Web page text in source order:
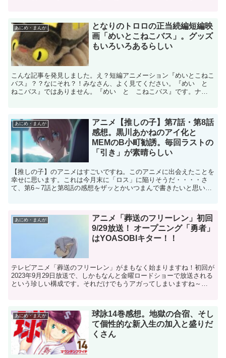
あにめ・まんが
となりのトロロの正当続編短編映
画「めいとこねこバス」。グッズ
もいろいろあるらしい
こんな記事を発見しました。え？短編アニメーション『めいとこねこ
バス』？？なにそれ？！みなさん、よく見てください。『めい と
ねこバス』ではありません。『めい と こねこバス』です。ナ
あにめ・まんが
アニメ【推しの子】第7話・第8話
感想。黒川あかねのアイ化と
MEMのB小町勧誘。毎回ラストの
「引き」が素晴らしい
【推しの子】のアニメはすごいですね。このアニメに出会えたことを
幸せに思います。これは今月末に「ロス」に陥りそうだ・・・・さ
て、第6～7話と第8話の感想をザッとかいつまんで書きたいと思いま
あにめ・まんが
アニメ「葬送のフリーレン」初回
9/29放送！ オープニング「勇者」
はYOASOBIキター！！
テレビアニメ「葬送のフリーレン」がまもなく始まりますね！初回が
2023年9月29日放送で、しかもなんと金曜ロードショーで放送される
という珍しい構成です。それだけでもうアガってしまいますね～
あにめ・まんが
球詠14巻感想。地獄の合宿、そし
て個性的な新入生の加入と盛りだ
くさん